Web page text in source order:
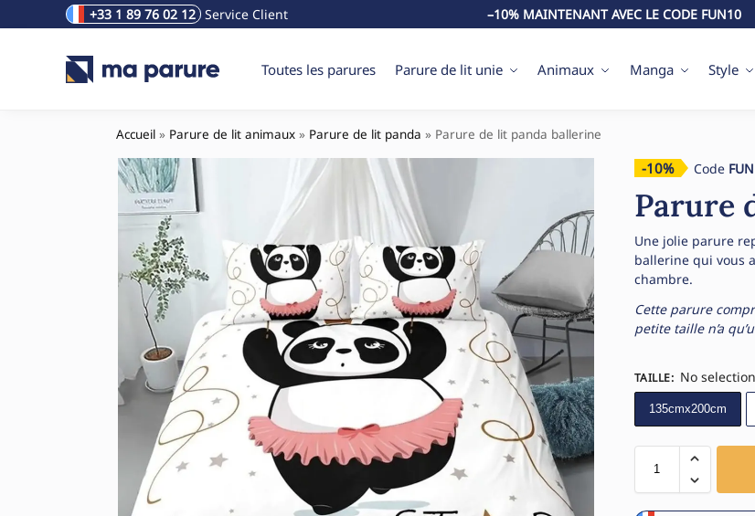
+33 1 89 76 02 12 Service Client –10% MAINTENANT AVEC LE CODE FUN10
Toutes les parures Parure de lit unie Animaux Manga Style
Rechercher un produit
Accueil » Parure de lit animaux » Parure de lit panda » Parure de lit panda ballerine
-10% Code
Parure
Une jolie parure
ballerine qui vous
chambre.
Cette parure
petite taille n’a
TAILLE: No selection
135cmx200cm